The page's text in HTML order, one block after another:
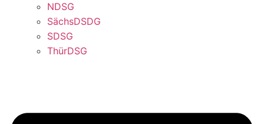
NDSG
SächsDSDG
SDSG
ThürDSG